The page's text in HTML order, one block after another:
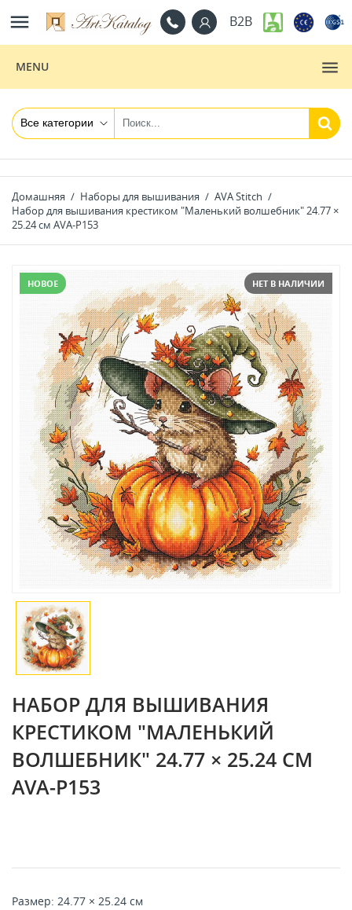
 B2B
MENU
Домашняя Наборы для вышивания
AVA Stitch
Набор для вышивания крестиком "Маленький волшебник" 24.77 ×
25.24 см AVA-P153
НОВОЕ НЕТ В НАЛИЧИИ
НАБОР ДЛЯ ВЫШИВАНИЯ
КРЕСТИКОМ "МАЛЕНЬКИЙ
ВОЛШЕБНИК" 24.77 × 25.24 СМ
AVA-P153
Размер: 24.77 × 25.24 см